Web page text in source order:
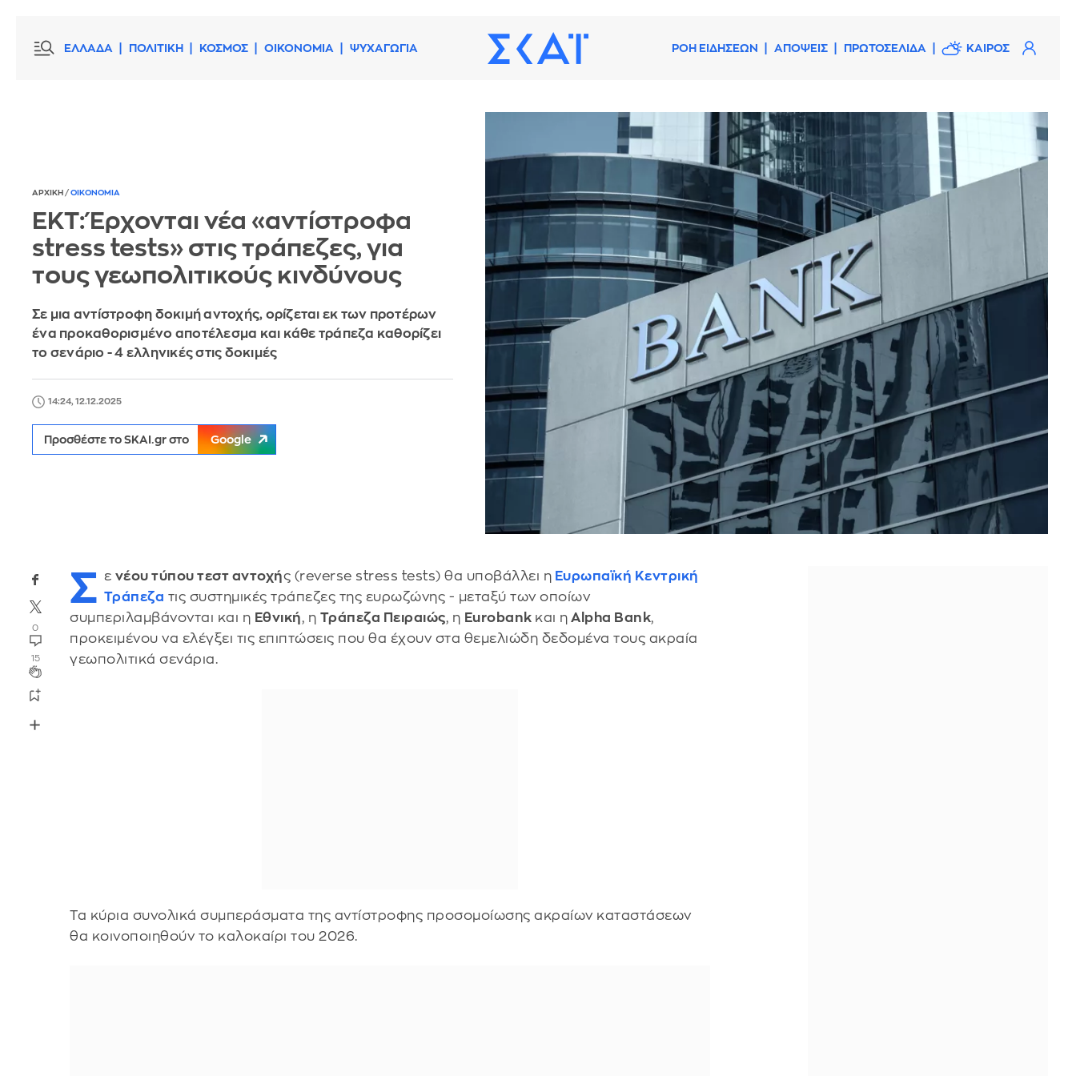
ΕΛΛΑΔΑ ΠΟΛΙΤΙΚΗ ΚΟΣΜΟΣ ΟΙΚΟΝΟΜΙΑ ΨΥΧΑΓΩΓΙΑ ΡΟΗ ΕΙΔΗΣΕΩΝ ΑΠΟΨΕΙΣ ΠΡΩΤΟΣΕΛΙΔΑ ΚΑΙΡΟΣ
ΑΡΧΙΚΗ / ΟΙΚΟΝΟΜΙΑ
ΕΚΤ: Έρχονται νέα «αντίστροφα
stress tests» στις τράπεζες, για
τους γεωπολιτικούς κινδύνους
Σε μια αντίστροφη δοκιμή αντοχής, ορίζεται εκ των προτέρων
ένα προκαθορισμένο αποτέλεσμα και κάθε τράπεζα καθορίζει
το σενάριο - 4 ελληνικές στις δοκιμές
14:24, 12.12.2025
Προσθέστε το SKAI.gr στο Google
0
15
Σ ε νέου τύπου τεστ αντοχής (reverse stress tests) θα υποβάλλει η Ευρωπαϊκή Κεντρική
Τράπεζα τις συστημικές τράπεζες της ευρωζώνης - μεταξύ των οποίων
συμπεριλαμβάνονται και η Εθνική, η Τράπεζα Πειραιώς, η Eurobank και η Αlpha Bank,
προκειμένου να ελέγξει τις επιπτώσεις που θα έχουν στα θεμελιώδη δεδομένα τους ακραία
γεωπολιτικά σενάρια.
Τα κύρια συνολικά συμπεράσματα της αντίστροφης προσομοίωσης ακραίων καταστάσεων
θα κοινοποιηθούν το καλοκαίρι του 2026.